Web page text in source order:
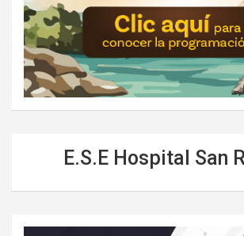
E.S.E Hospital San